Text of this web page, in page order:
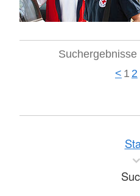
< 1 2